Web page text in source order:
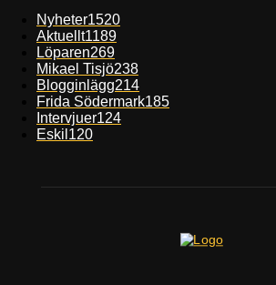
Nyheter1520
Aktuellt1189
Löparen269
Mikael Tisjö238
Blogginlägg214
Frida Södermark185
Intervjuer124
Eskil 120